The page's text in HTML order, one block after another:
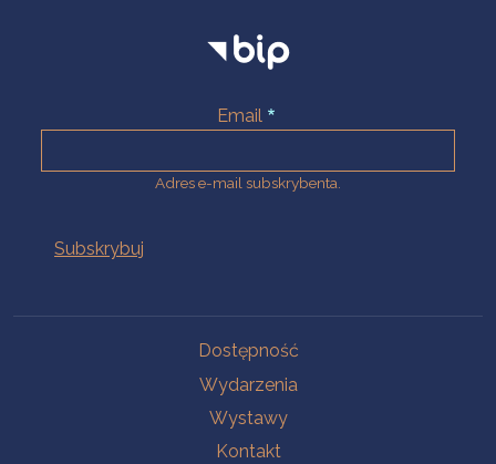
Email
Adres e-mail subskrybenta.
Dostępność
Wydarzenia
Wystawy
Kontakt